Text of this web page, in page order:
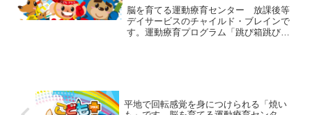
ー 放課後等デイサービスのチャ
イルド・ブレイン
脳を育てる運動療育センター 放課後等
デイサービスのチャイルド・ブレインで
す。運動療育プログラム「跳び箱跳び移
平地で回転感覚を身につけられる「焼い